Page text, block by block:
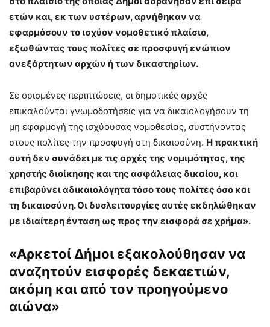
ετών και, εκ των υστέρων, αρνήθηκαν να
εφαρμόσουν το ισχύον νομοθετικό πλαίσιο,
εξωθώντας τους πολίτες σε προσφυγή ενώπιον
ανεξάρτητων αρχών ή των δικαστηρίων.
Σε ορισμένες περιπτώσεις, οι δημοτικές αρχές
επικαλούνται γνωμοδοτήσεις για να δικαιολογήσουν τη
μη εφαρμογή της ισχύουσας νομοθεσίας, συστήνο­ντας
στους πολίτες την προσφυγή στη δικαιοσύνη. Η πρακτική
αυτή δεν συνάδει με τις αρχές της νομιμότητας, της
χρηστής διοίκησης και της ασφάλειας δι­καίου, και
επιβαρύνει αδικαιολόγητα τόσο τους πολίτες όσο και
τη δικαιοσύνη. Οι δυσλειτουργίες αυτές εκδηλώθηκαν
με ιδιαίτερη ένταση ως προς την εισφο­ρά σε χρήμα».
«Αρκετοί Δήμοι εξακολούθησαν να
αναζητούν εισφορές δεκα­ετιών,
ακόμη και από τον προηγούμενο
αιώνα»